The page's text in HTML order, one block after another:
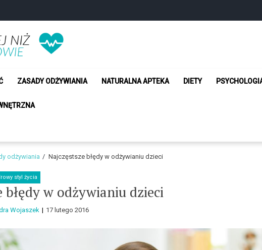
i uroda – Żyj w zgodzie
ZASADY ODŻYWIANIA NATURALNA APTEKA DIETY
odżywiania Najczęstsze błędy w odżywianiu dzieci
styl życia
błędy w odżywianiu dzieci
Wojaszek 17 lutego 2016